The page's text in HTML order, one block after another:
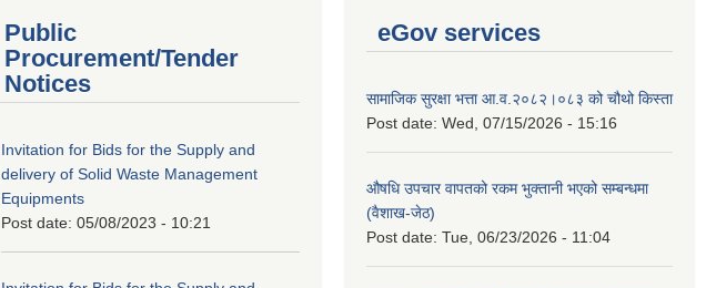
Public
Procurement/Tender
Notices
Invitation for Bids for the Supply and
delivery of Solid Waste Management
Equipments
Post date: 05/08/2023 - 10:21
eGov services
सामाजिक सुरक्षा भत्ता आ.व.२०८२।०८३ को चौथो किस्ता
Post date: Wed, 07/15/2026 - 15:16
औषधि उपचार वापतको रकम भुक्तानी भएको सम्बन्धमा
(वैशाख-जेठ)
Post date: Tue, 06/23/2026 - 11:04